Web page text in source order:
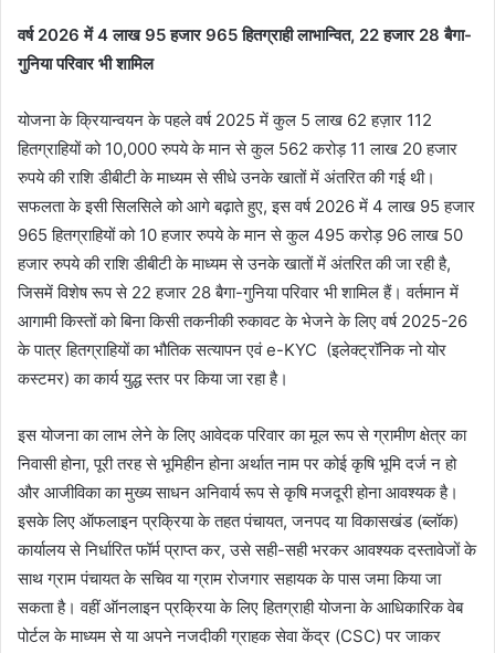
वर्ष 2026 में 4 लाख 95 हजार 965 हितग्राही लाभान्वित, 22 हजार 28 बैगा-
गुनिया परिवार भी शामिल
योजना के क्रियान्वयन के पहले वर्ष 2025 में कुल 5 लाख 62 हज़ार 112
हितग्राहियों को 10,000 रुपये के मान से कुल 562 करोड़ 11 लाख 20 हजार
रुपये की राशि डीबीटी के माध्यम से सीधे उनके खातों में अंतरित की गई थी।
सफलता के इसी सिलसिले को आगे बढ़ाते हुए, इस वर्ष 2026 में 4 लाख 95 हजार
965 हितग्राहियों को 10 हजार रुपये के मान से कुल 495 करोड़ 96 लाख 50
हजार रुपये की राशि डीबीटी के माध्यम से उनके खातों में अंतरित की जा रही है,
जिसमें विशेष रूप से 22 हजार 28 बैगा-गुनिया परिवार भी शामिल हैं। वर्तमान में
आगामी किस्तों को बिना किसी तकनीकी रुकावट के भेजने के लिए वर्ष 2025-26
के पात्र हितग्राहियों का भौतिक सत्यापन एवं e-KYC (इलेक्ट्रॉनिक नो योर
कस्टमर) का कार्य युद्ध स्तर पर किया जा रहा है।
इस योजना का लाभ लेने के लिए आवेदक परिवार का मूल रूप से ग्रामीण क्षेत्र का
निवासी होना, पूरी तरह से भूमिहीन होना अर्थात नाम पर कोई कृषि भूमि दर्ज न हो
और आजीविका का मुख्य साधन अनिवार्य रूप से कृषि मजदूरी होना आवश्यक है।
इसके लिए ऑफलाइन प्रक्रिया के तहत पंचायत, जनपद या विकासखंड (ब्लॉक)
कार्यालय से निर्धारित फॉर्म प्राप्त कर, उसे सही-सही भरकर आवश्यक दस्तावेजों के
साथ ग्राम पंचायत के सचिव या ग्राम रोजगार सहायक के पास जमा किया जा
सकता है। वहीं ऑनलाइन प्रक्रिया के लिए हितग्राही योजना के आधिकारिक वेब
पोर्टल के माध्यम से या अपने नजदीकी ग्राहक सेवा केंद्र (CSC) पर जाकर